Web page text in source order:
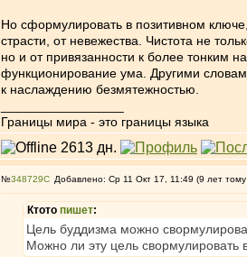
Но сформулировать в позитивном
страсти, от невежества. Чистота не
но и от привязанности к более тонким
функционирование ума. Другими
к наслаждению безмятежностью.
Границы мира - это границы языка
№348729 Добавлено: Ср 11 Окт 17, 11:49 (9 лет
Ктото пишет:
Цель буддизма можно
Можно ли эту цель свормулировать